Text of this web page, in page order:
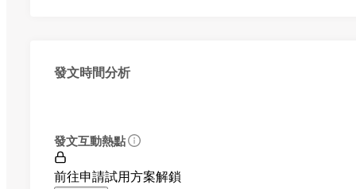
發文時間分析
發文互動熱點
前往申請試用方案解鎖